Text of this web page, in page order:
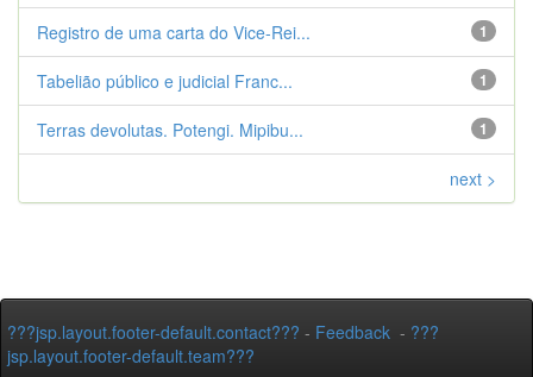
1
Registro de uma carta do Vice-Rei...
1
Tabelião público e judicial Franc...
1
Terras devolutas. Potengi. Mipibu...
next >
???jsp.layout.footer-default.contact??? - Feedback - ???
jsp.layout.footer-default.team???